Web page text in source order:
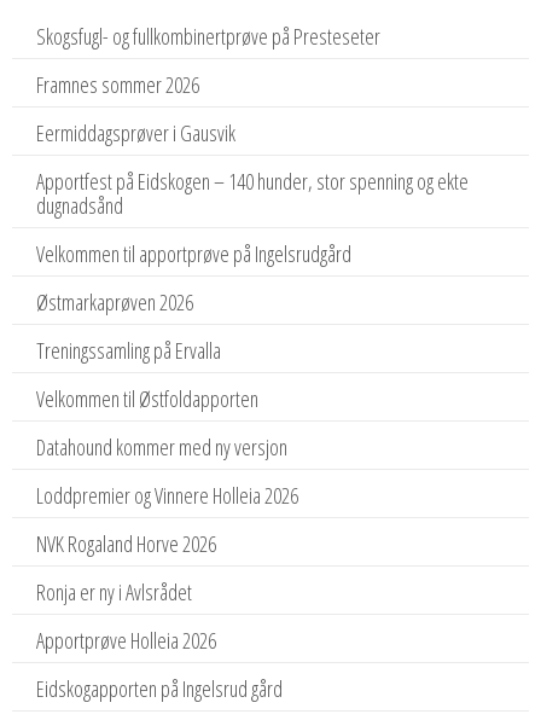
Skogsfugl- og fullkombinertprøve på Presteseter
Framnes sommer 2026
Eermiddagsprøver i Gausvik
Apportfest på Eidskogen – 140 hunder, stor spenning og ekte
dugnadsånd
Velkommen til apportprøve på Ingelsrudgård
Østmarkaprøven 2026
Treningssamling på Ervalla
Velkommen til Østfoldapporten
Datahound kommer med ny versjon
Loddpremier og Vinnere Holleia 2026
NVK Rogaland Horve 2026
Ronja er ny i Avlsrådet
Apportprøve Holleia 2026
Eidskogapporten på Ingelsrud gård